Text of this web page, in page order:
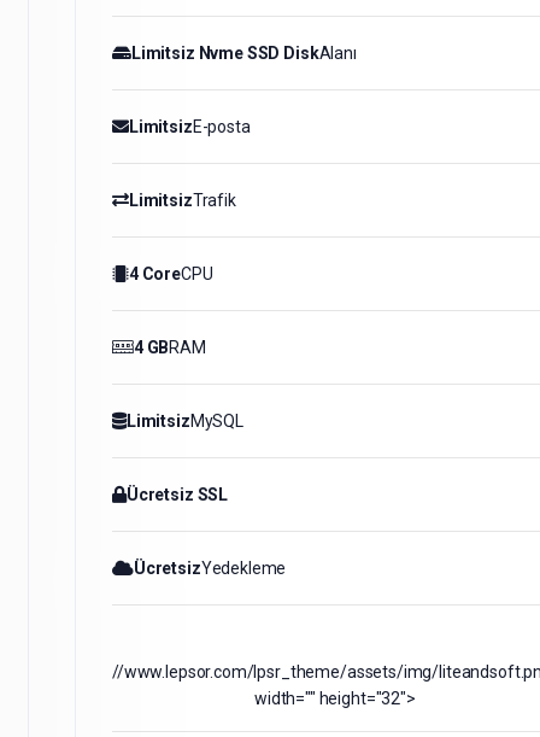
Limitsiz Nvme SSD DiskAlanı
LimitsizE-posta
LimitsizTrafik
4 CoreCPU
4 GBRAM
LimitsizMySQL
Ücretsiz SSL
ÜcretsizYedekleme
//www.lepsor.com/lpsr_theme/assets/img/
width="" height="32">